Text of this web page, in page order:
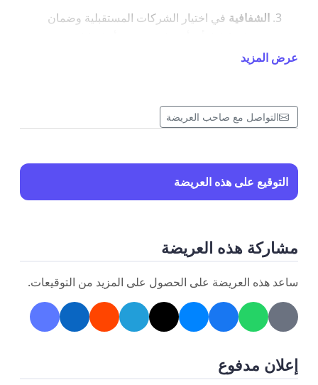
الشفافية في اختيار الشركات المستقبلية وضمان
ندعوكم للتوقيع:
للتعاون مع أي جهة تُساهم في إضطهاد اخواننا المسلمين. معًا
نصنع فرقًا!
عرض المزيد
التواصل مع صاحب العريضة
التوقيع على هذه العريضة
مشاركة هذه العريضة
ساعد هذه العريضة على الحصول على المزيد من التوقيعات.
إعلان مدفوع